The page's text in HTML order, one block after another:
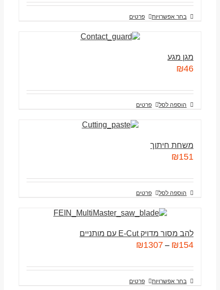
בחר אפשרויות פרטים
מגן מגע
₪46
הוספה לסל פרטים
משחת חיתוך
₪151
הוספה לסל פרטים
להב מסור מדויק E-Cut עם מותניים
₪154
–
₪1307
בחר אפשרויות פרטים